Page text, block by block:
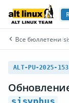
Все бюллетени/
ALT-PU-2025-